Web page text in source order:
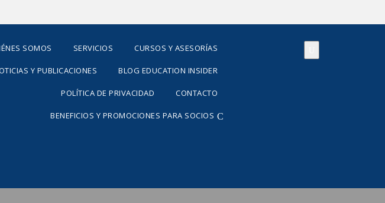
SOMOS SERVICIOS CURSOS Y ASESORÍAS
Y PUBLICACIONES BLOG EDUCATION INSIDER
POLÍTICA DE PRIVACIDAD CONTACTO
BENEFICIOS Y PROMOCIONES PARA SOCIOS